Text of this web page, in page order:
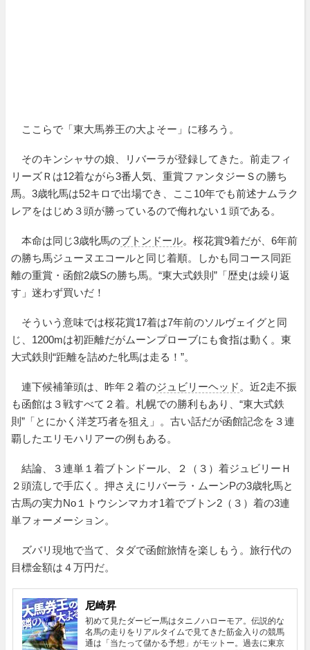
ここらで「東大馬券王の大よそー」に移ろう。
そのキンシャサの娘、リバーラが登録してきた。前走フィ
リーズＲは12着ながら3番人気、重賞ファンタジーＳの勝ち
馬。3歳牝馬は52キロで出場でき、ここ10年でも前述ナムラク
レアをはじめ３頭が勝っているので侮れない１頭である。
本命は同じ3歳牝馬のブトンドール。桜花賞9着だが、6年前
の勝ち馬ジューヌエコールと同じ着順。しかも同コース同距
離の重賞・函館2歳Sの勝ち馬。“東大式鉄則”「歴史は繰り返
す」迷わず買いだ！
そういう意味では桜花賞17着は7年前のソルヴェイグと同
じ、1200mは初距離だがムーンプローブにも食指は動く。東
大式鉄則“距離を詰めた牝馬は走る！”。
連下候補筆頭は、昨年２着のジュビリーヘッド 。近2走不振
も函館は３戦すべて２着。札幌での勝利もあり、“東大式鉄
則”「とにかく洋芝巧者を狙え」。古い話だが函館記念を３連
覇したエリモハリアーの例もある。
結論、３連単１着ブトンドール、２（３）着ジュビリーＨ
２頭流しで手広く。押さえにリバーラ・ムーンPの3歳牝馬と
古馬の実力No１トウシンマカオ1着でブトン2（３）着の3連
単フォーメーション。
ズバリ現地で当て、タダで函館旅情を楽しもう。旅行代の
目標金額は４万円だ。
尼崎昇
初めて見たダービー馬はタニノハローモア。伝説的な
名馬の走りをリアルタイムで見てきた筋金入りの競馬
通は「当たって儲かる予想」がモットー。過去に東京